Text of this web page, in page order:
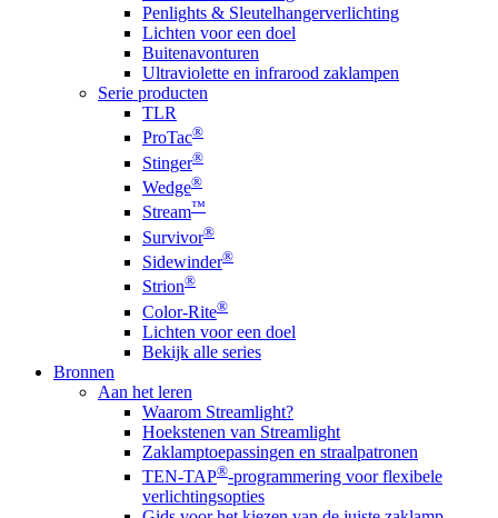
Penlights & Sleutelhangerverlichting
Lichten voor een doel
Buitenavonturen
Ultraviolette en infrarood zaklampen
Serie producten
TLR
ProTac®
Stinger®
Wedge®
Stream™
Survivor®
Sidewinder®
Strion®
Color-Rite®
Lichten voor een doel
Bekijk alle series
Bronnen
Aan het leren
Waarom Streamlight?
Hoekstenen van Streamlight
Zaklamptoepassingen en straalpatronen
TEN-TAP®-programmering voor flexibele
verlichtingsopties